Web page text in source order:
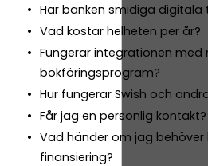
Har banken smidiga digitala
Vad kostar helheten per år?
Fungerar integrationen med
bokföringsprogram?
Hur fungerar Swish och
Får jag en personlig kontakt?
Vad händer om jag behöver
finansiering?